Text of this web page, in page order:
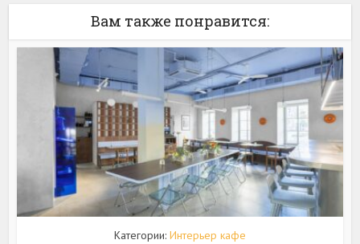
Вам также понравится:
Категории: Интерьер кафе